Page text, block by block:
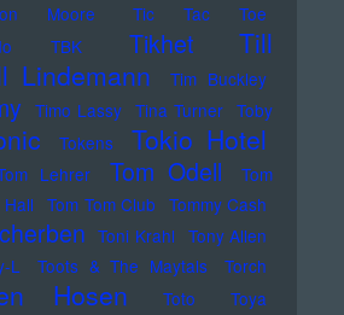
Moore
Tic Tac Toe
TBK
Tikhet
Till
Lindemann
Tim Buckley
Timo Lassy Tina Turner Toby
Tokens Tokio Hotel
Lehrer Tom Odell
Tom
Hall Tom Tom Club Tommy Cash
Toni Krahl Tony Allen
L Toots & The Maytals
Torch
Hosen Toto
Toya